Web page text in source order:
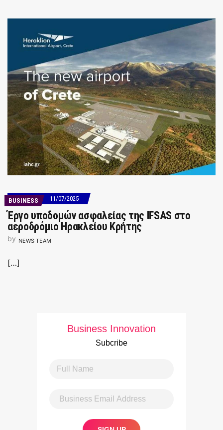
BUSINESS 11/07/2025
Έργο υποδομών ασφαλείας της IFSAS στο
αεροδρόμιο Ηρακλείου Κρήτης
by NEWS TEAM
[…]
Business Innovation
Subcribe